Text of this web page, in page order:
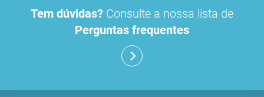
Tem dúvidas? Consulte a nossa lista de
Perguntas frequentes